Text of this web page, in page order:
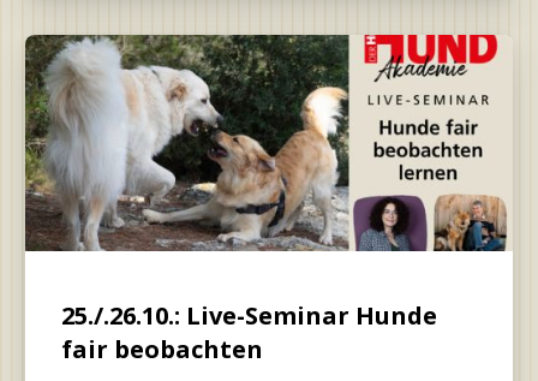
25./.26.10.: Live-Seminar Hunde
fair beobachten